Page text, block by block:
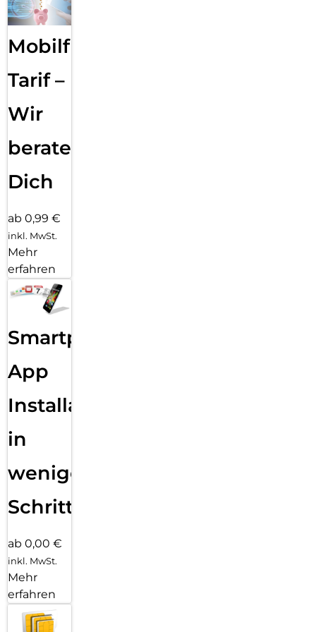
men­fassen, deine Texte Korrektur lesen oder in unterschied­
liche Versio­nen um­schreiben, bis der Ton perfekt passt.
einfach das, was dich in deinen Fotos stört. Apple
einem Finger­tipp löschen kannst. Für eine perfekte Auf­
nahme, ohne das eigent­liche Motiv zu ver­än­dern.
Mobilfunk
Tarif –
Wir
beraten
Dich
ab 0,99 €
inkl. MwSt.
Mehr
erfahren
Smartphone
App
Installation
in
wenigen
Schritten
ab 0,00 €
inkl. MwSt.
Mehr
erfahren